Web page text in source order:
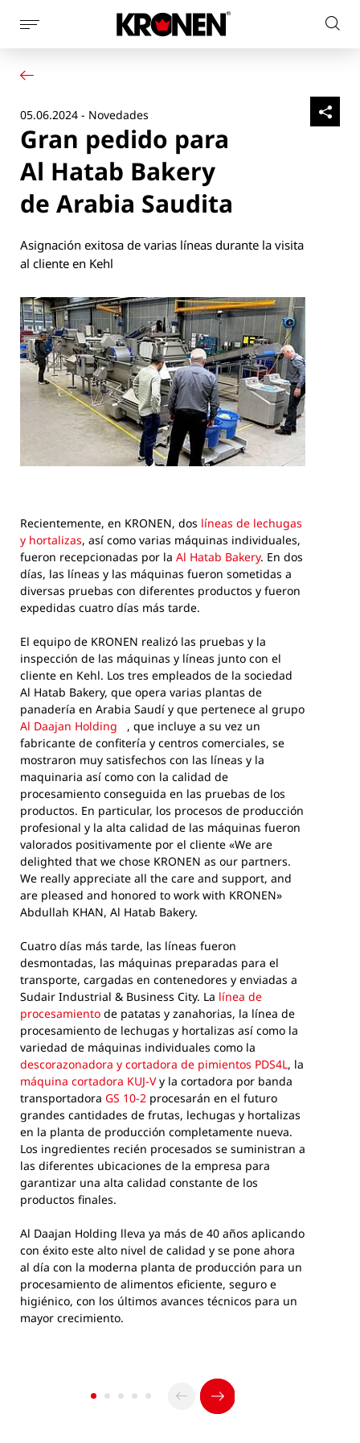
Mostrar
la
navegación
de
página
web
Nuestras soluciones
Noticias
Empresa
Contacto
05.06.2024 - Novedades
Gran pedido para
Al Hatab Bakery
de Arabia Saudita
Asignación exitosa de varias líneas durante la visita
al cliente en Kehl
Recientemente, en KRONEN, dos líneas de lechugas
y hortalizas, así como varias máquinas individuales,
fueron recepcionadas por la Al Hatab Bakery. En dos
días, las líneas y las máquinas fueron sometidas a
diversas pruebas con diferentes productos y fueron
expedidas cuatro días más tarde.
El equipo de KRONEN realizó las pruebas y la
inspección de las máquinas y líneas junto con el
cliente en Kehl. Los tres empleados de la sociedad
Al Hatab Bakery, que opera varias plantas de
panadería en Arabia Saudí y que pertenece al grupo
Al Daajan Holding , que incluye a su vez un
fabricante de confitería y centros comerciales, se
mostraron muy satisfechos con las líneas y la
maquinaria así como con la calidad de
procesamiento conseguida en las pruebas de los
productos. En particular, los procesos de producción
profesional y la alta calidad de las máquinas fueron
valorados positivamente por el cliente «We are
delighted that we chose KRONEN as our partners.
We really appreciate all the care and support, and
are pleased and honored to work with KRONEN»
Abdullah KHAN, Al Hatab Bakery.
Cuatro días más tarde, las líneas fueron
desmontadas, las máquinas preparadas para el
transporte, cargadas en contenedores y enviadas a
Sudair Industrial & Business City. La línea de
procesamiento de patatas y zanahorias, la línea de
procesamiento de lechugas y hortalizas así como la
variedad de máquinas individuales como la
descorazonadora y cortadora de pimientos PDS4L, la
máquina cortadora KUJ-Vy la cortadora por banda
transportadora GS 10-2 procesarán en el futuro
grandes cantidades de frutas, lechugas y hortalizas
en la planta de producción completamente nueva.
Los ingredientes recién procesados se suministran a
las diferentes ubicaciones de la empresa para
garantizar una alta calidad constante de los
productos finales.
Al Daajan Holding lleva ya más de 40 años aplicando
con éxito este alto nivel de calidad y se pone ahora
al día con la moderna planta de producción para un
procesamiento de alimentos eficiente, seguro e
higiénico, con los últimos avances técnicos para un
mayor crecimiento.